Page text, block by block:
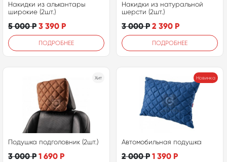
Накидки из алькантары
широкие (2шт.)
5 000Р 3 390 Р
ПОДРОБНЕЕ
Накидки из натуральной
шерсти (2шт.)
3 000Р 2 390 Р
ПОДРОБНЕЕ
Хит
Подушка подголовник (2шт.)
3 000Р 1 690 Р
Новинка
Автомобильная подушка
2 000Р 1 390 Р